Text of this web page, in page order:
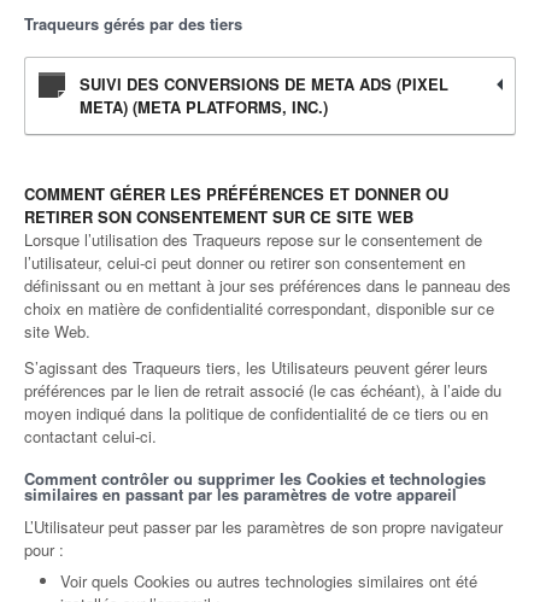
Traqueurs gérés par des tiers
SUIVI DES CONVERSIONS DE META ADS (PIXEL
META) (META PLATFORMS, INC.)
COMMENT GÉRER LES PRÉFÉRENCES ET DONNER OU
RETIRER SON CONSENTEMENT SUR CE SITE WEB
Lorsque l’utilisation des Traqueurs repose sur le consentement de
l’utilisateur, celui-ci peut donner ou retirer son consentement en
définissant ou en mettant à jour ses préférences dans le panneau des
choix en matière de confidentialité correspondant, disponible sur ce
site Web.
S’agissant des Traqueurs tiers, les Utilisateurs peuvent gérer leurs
préférences par le lien de retrait associé (le cas échéant), à l’aide du
moyen indiqué dans la politique de confidentialité de ce tiers ou en
contactant celui-ci.
Comment contrôler ou supprimer les Cookies et technologies
similaires en passant par les paramètres de votre appareil
L’Utilisateur peut passer par les paramètres de son propre navigateur
pour :
Voir quels Cookies ou autres technologies similaires ont été